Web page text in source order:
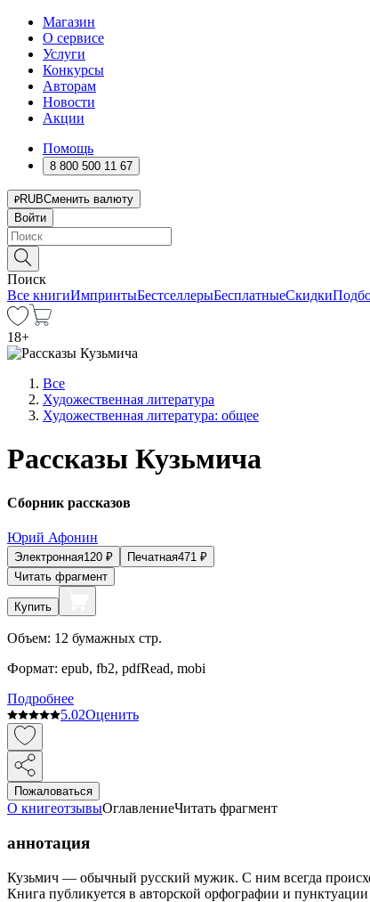
Магазин
О сервисе
Услуги
Конкурсы
Авторам
Новости
Акции
Помощь
8 800 500 11 67
RUBСменить валюту
Войти
Поиск
Все книгиИмпринтыБестселлерыБесплатныеСкидки
18+
Все
Художественная литература
Художественная литература: общее
Рассказы Кузьмича
Сборник рассказов
Юрий Афонин
Электронная120 ₽ Печатная471 ₽
Читать фрагмент
Купить
Объем: 12 бумажных стр.
Формат: epub, fb2, pdfRead, mobi
Подробнее
5.02Оценить
Пожаловаться
О книгеотзывыОглавлениеЧитать фрагмент
аннотация
Кузьмич — обычный русский мужик. С ним всегда
Книга публикуется в авторской орфографии и пунктуации